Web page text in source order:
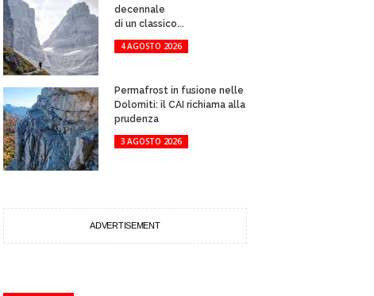
decennale
di un classico...
4 AGOSTO 2026
Permafrost in fusione nelle
Dolomiti: il CAI richiama alla
prudenza
3 AGOSTO 2026
ADVERTISEMENT